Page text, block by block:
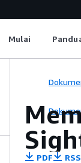
Mulai
PDF RSS